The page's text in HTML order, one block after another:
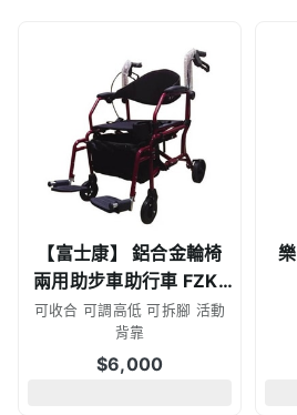
【富士康】 鋁合金輪椅
兩用助步車助行車 FZK-
CH3025
可收合 可調高低 可拆腳 活動
背靠
$6,000